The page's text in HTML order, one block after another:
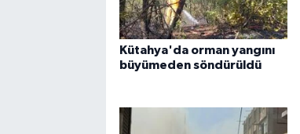
Kütahya'da orman yangını
büyümeden söndürüldü